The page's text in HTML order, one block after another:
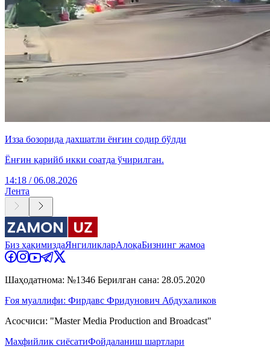
Изза бозорида дахшатли ёнғин содир бўлди
Ёнғин қарийб икки соатда ўчирилган.
14:18 / 06.08.2026
Лента
Биз ҳақимиздаЯнгиликларАлоқаБизнинг жамоа
Шаҳодатнома: №1346 Берилган сана: 28.05.2020
Ғоя муаллифи: Фирдавс Фридунович Абдухаликов
Асосчиси: "Master Media Production and Broadcast"
Махфийлик сиёсатиФойдаланиш шартлари